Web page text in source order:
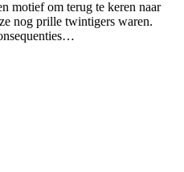
motief om terug te keren naar
nog prille twintigers waren.